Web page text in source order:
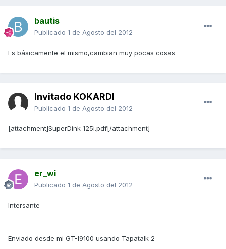
bautis
Publicado 1 de Agosto del 2012
Es básicamente el mismo,cambian muy pocas cosas
Invitado KOKARDI
Publicado 1 de Agosto del 2012
[attachment]SuperDink 125i.pdf[/attachment]
er_wi
Publicado 1 de Agosto del 2012
Intersante
Enviado desde mi GT-I9100 usando Tapatalk 2